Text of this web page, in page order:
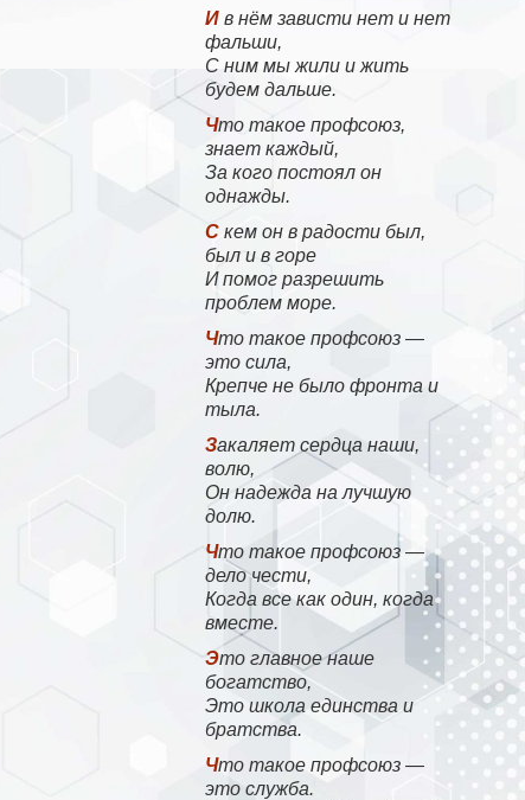
И в нём зависти нет и нет
фальши,
С ним мы жили и жить
будем дальше.
Что такое профсоюз,
знает каждый,
За кого постоял он
однажды.
С кем он в радости был,
был и в горе
И помог разрешить
проблем море.
Что такое профсоюз —
это сила,
Крепче не было фронта и
тыла.
Закаляет сердца наши,
волю,
Он надежда на лучшую
долю.
Что такое профсоюз —
дело чести,
Когда все как один, когда
вместе.
Это главное наше
богатство,
Это школа единства и
братства.
Что такое профсоюз —
это служба.